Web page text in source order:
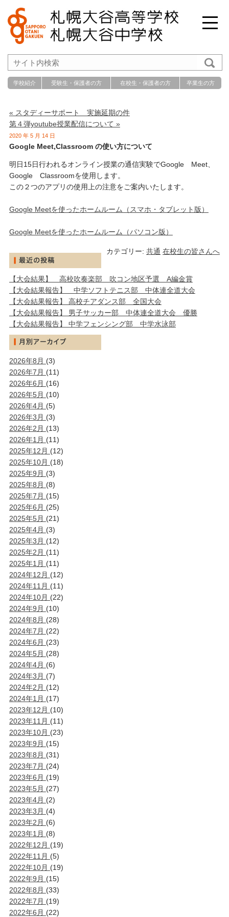
学校紹介 受験生・保護者の方 在校生・保護者の方 卒業生の方
« スタディーサポート 実施延期の件
第４弾youtube授業配信について »
2020 年 5 月 14 日
Google Meet,Classroom の使い方について
明日15日行われるオンライン授業の通信実験でGoogle Meet、
Google Classroomを使用します。
この２つのアプリの使用上の注意をご案内いたします。
Google Meetを使ったホームルーム（スマホ・タブレット版）
Google Meetを使ったホームルーム（パソコン版）
カテゴリー:共通 在校生の皆さんへ
【大会結果】 高校吹奏楽部 吹コン地区予選 A編金賞
【大会結果報告】 中学ソフトテニス部 中体連全道大会
【大会結果報告】 高校チアダンス部 全国大会
【大会結果報告】 男子サッカー部 中体連全道大会 優勝
【大会結果報告】 中学フェンシング部 中学水泳部
2026年8月 (3)
2026年7月 (11)
2026年6月 (16)
2026年5月 (10)
2026年4月 (5)
2026年3月 (3)
2026年2月 (13)
2026年1月 (11)
2025年12月 (12)
2025年10月 (18)
2025年9月 (3)
2025年8月 (8)
2025年7月 (15)
2025年6月 (25)
2025年5月 (21)
2025年4月 (3)
2025年3月 (12)
2025年2月 (11)
2025年1月 (11)
2024年12月 (12)
2024年11月 (11)
2024年10月 (22)
2024年9月 (10)
2024年8月 (28)
2024年7月 (22)
2024年6月 (23)
2024年5月 (28)
2024年4月 (6)
2024年3月 (7)
2024年2月 (12)
2024年1月 (17)
2023年12月 (10)
2023年11月 (11)
2023年10月 (23)
2023年9月 (15)
2023年8月 (31)
2023年7月 (24)
2023年6月 (19)
2023年5月 (27)
2023年4月 (2)
2023年3月 (4)
2023年2月 (6)
2023年1月 (8)
2022年12月 (19)
2022年11月 (5)
2022年10月 (19)
2022年9月 (15)
2022年8月 (33)
2022年7月 (19)
2022年6月 (22)